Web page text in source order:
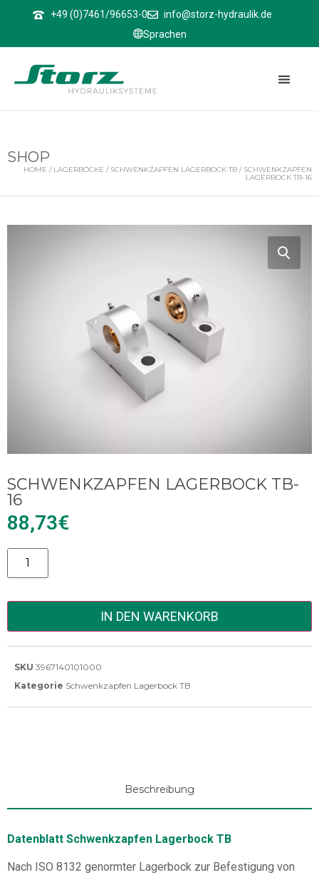
+49 (0)7461/96653-0
info@storz-hydraulik.de
Sprachen
SHOP
HOME / LAGERBÖCKE / SCHWENKZAPFEN LAGERBOCK TB / SCHWENKZAPFEN
LAGERBOCK TB-16
SCHWENKZAPFEN LAGERBOCK TB-
16
88,73€
Alternative:
IN DEN WARENKORB
SKU 3967140101000
Kategorie Schwenkzapfen Lagerbock TB
Beschreibung
Datenblatt Schwenkzapfen Lagerbock TB
Nach ISO 8132 genormter Lagerbock zur Befestigung von